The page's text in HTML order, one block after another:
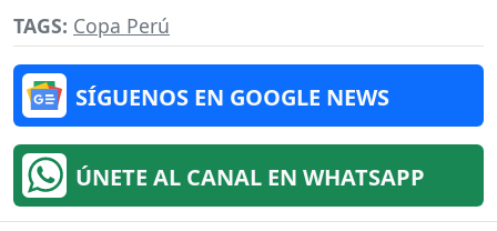
TAGS: Copa Perú
SÍGUENOS EN GOOGLE NEWS
ÚNETE AL CANAL EN WHATSAPP